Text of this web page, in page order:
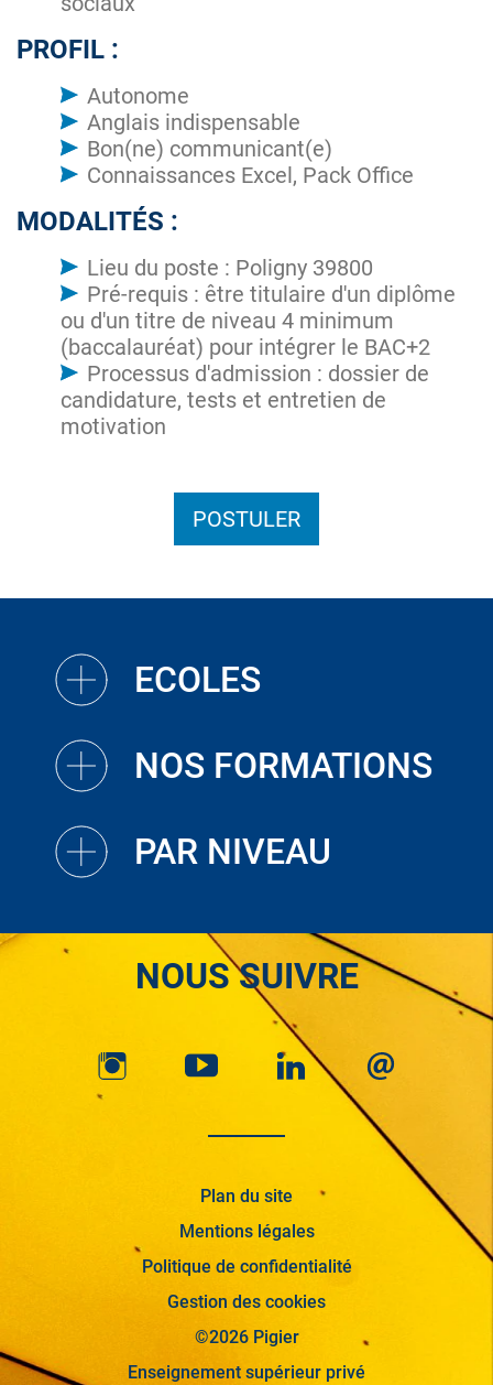
PROFIL :
Autonome
Anglais indispensable
Bon(ne) communicant(e)
Connaissances Excel, Pack Office
MODALITÉS :
Lieu du poste : Poligny 39800
Pré-requis : être titulaire d'un diplôme
ou d'un titre de niveau 4 minimum
(baccalauréat) pour intégrer le BAC+2
Processus d'admission : dossier de
candidature, tests et entretien de
motivation
POSTULER
ECOLES
NOS FORMATIONS
PAR NIVEAU
NOUS SUIVRE
Plan du site
Mentions légales
Politique de confidentialité
Gestion des cookies
©2026 Pigier
Enseignement supérieur privé